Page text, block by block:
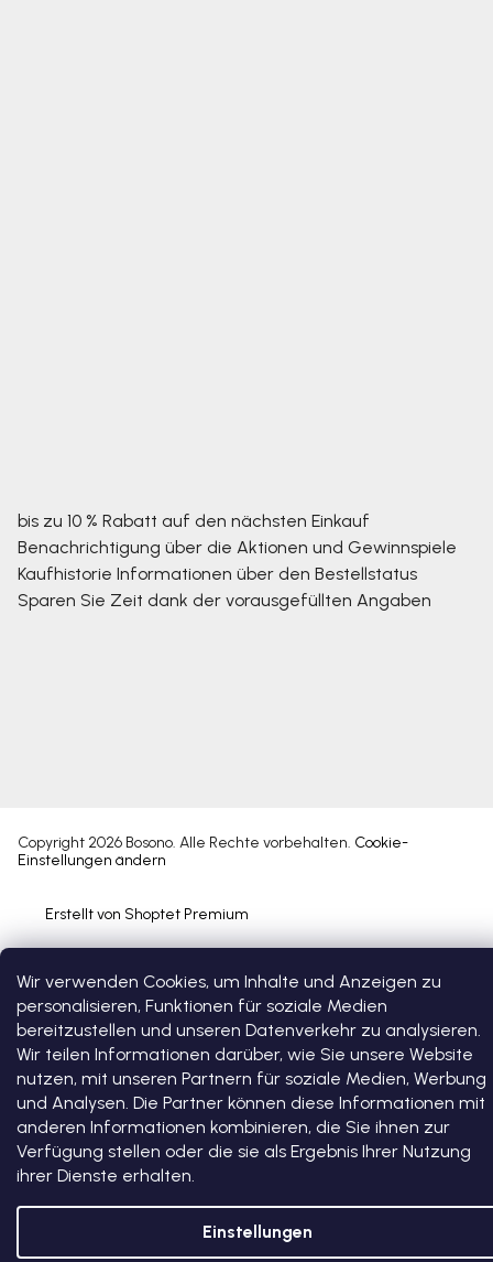
Wir verwenden Cookies, um Inhalte und Anzeigen zu
personalisieren, Funktionen für soziale Medien
bereitzustellen und unseren Datenverkehr zu analysieren.
Wir teilen Informationen darüber, wie Sie unsere Website
nutzen, mit unseren Partnern für soziale Medien, Werbung
und Analysen. Die Partner können diese Informationen mit
anderen Informationen kombinieren, die Sie ihnen zur
Verfügung stellen oder die sie als Ergebnis Ihrer Nutzung
ihrer Dienste erhalten.
Einstellungen
bis zu 10 % Rabatt auf den nächsten Einkauf
Benachrichtigung über die Aktionen und Gewinnspiele
Kaufhistorie Informationen über den Bestellstatus
Sparen Sie Zeit dank der vorausgefüllten Angaben
Erstellt von Shoptet Premium
Copyright 2026 Bosono. Alle Rechte vorbehalten. Cookie-
Einstellungen ändern